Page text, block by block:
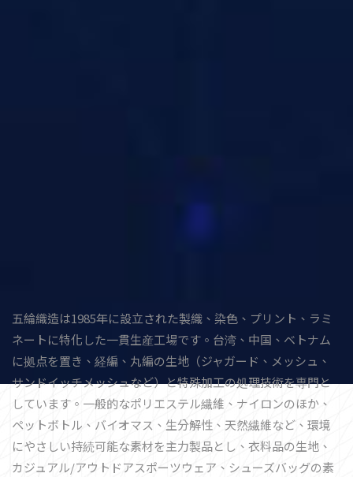
五綸織造は1985年に設立された製織、染色、プリント、ラミ
ネートに特化した一貫生産工場です。台湾、中国、ベトナム
に拠点を置き、経編、丸編の生地（ジャガード、メッシュ、
サンドイッチメッシュなど）と特殊加工の処理技術を専門と
しています。一般的なポリエステル繊維、ナイロンのほか、
ペットボトル、バイオマス、生分解性、天然繊維など、環境
にやさしい持続可能な素材を主力製品とし、衣料品の生地、
カジュアル/アウトドアスポーツウェア、シューズバッグの素